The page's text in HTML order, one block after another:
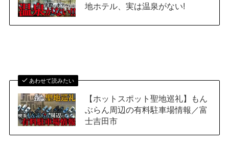
地ホテル、実は温泉がない!
あわせて読みたい
【ホットスポット聖地巡礼】もん
ぶらん周辺の有料駐車場情報／富
士吉田市